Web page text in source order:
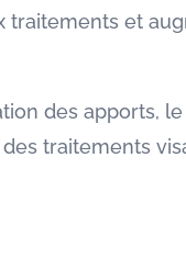
traitements et
des apports,
traitements